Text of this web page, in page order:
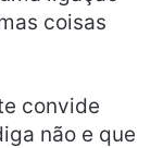
coisas
convide
não e que